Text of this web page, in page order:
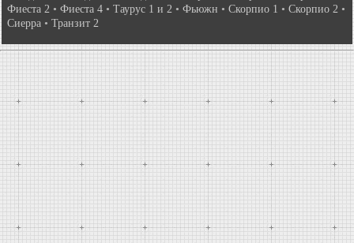
Фиеста 2 • Фиеста 4 • Таурус 1 и 2 • Фьюжн • Скорпио 1 • Скорпио 2 •
Сиерра • Транзит 2